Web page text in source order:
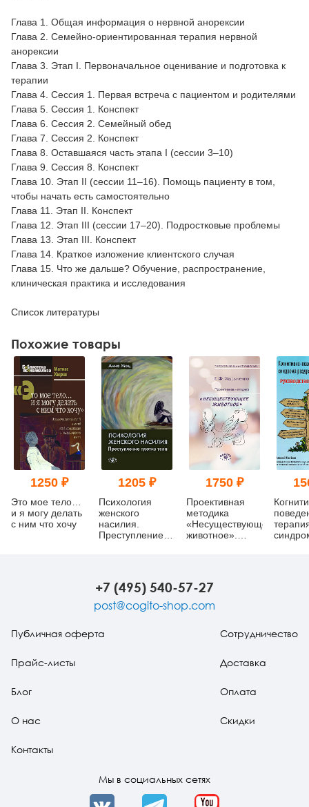
Глава 1. Общая информация о нервной анорексии
Глава 2. Семейно-ориентированная терапия нервной
анорексии
Глава 3. Этап I. Первоначальное оценивание и подготовка к
терапии
Глава 4. Сессия 1. Первая встреча с пациентом и родителями
Глава 5. Сессия 1. Конспект
Глава 6. Сессия 2. Семейный обед
Глава 7. Сессия 2. Конспект
Глава 8. Оставшаяся часть этапа I (сессии 3–10)
Глава 9. Сессия 8. Конспект
Глава 10. Этап II (сессии 11–16). Помощь пациенту в том,
чтобы начать есть самостоятельно
Глава 11. Этап II. Конспект
Глава 12. Этап III (сессии 17–20). Подростковые проблемы
Глава 13. Этап III. Конспект
Глава 14. Краткое изложение клиентского случая
Глава 15. Что же дальше? Обучение, распространение,
клиническая практика и исследования
Список литературы
Похожие товары
1250 ₽
Это мое тело…
и я могу делать
с ним что хочу
1205 ₽
Психология
женского
насилия.
Преступление
1750 ₽
Проективная
методика
«Несуществующее
животное».
взрослых
пациентов с
различными
эмоционально-
+7 (495) 540-57-27
post@cogito-shop.com
Публичная оферта
Прайс-листы
Блог
О нас
Контакты
Сотрудничество
Доставка
Оплата
Скидки
Мы в социальных сетях